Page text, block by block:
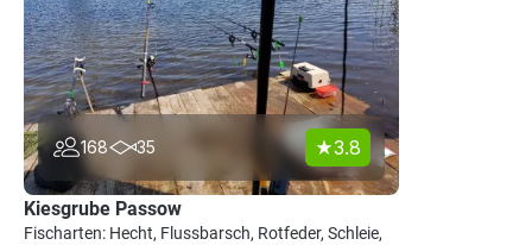
168 35 3.8
Kiesgrube Passow
Fischarten: Hecht, Flussbarsch, Rotfeder, Schleie,